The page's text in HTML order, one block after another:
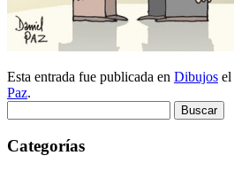
Esta entrada fue publicada en Dibujos el
Paz.
Categorías